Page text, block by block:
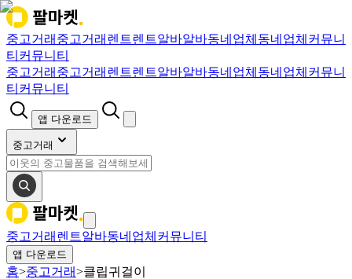
중고거래 중고거래 렌트렌트알바알바동네업체 동네업체 커뮤니
티 커뮤니티
중고거래 중고거래 렌트렌트알바알바동네업체 동네업체 커뮤니
티 커뮤니티
앱 다운로드
중고거래
중고거래 렌트알바동네업체 커뮤니티
앱 다운로드
홈>중고거래>클립귀걸이